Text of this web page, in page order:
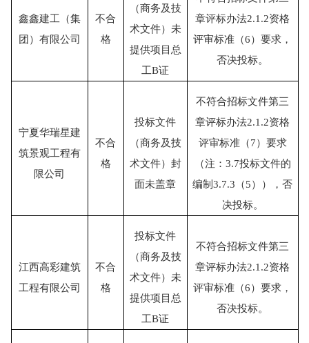
鑫鑫建工（集
团）有限公司
不合
格
（商务及技
术文件）未
提供项目总
工B证
章评标办法2.1.2资格
评审标准（6）要求，
否决投标。
宁夏华瑞星建
筑景观工程有
限公司
不合
格
投标文件
（商务及技
术文件）封
面未盖章
不符合招标文件第三
章评标办法2.1.2资格
评审标准（7）要求
（注：3.7投标文件的
编制3.7.3（5）），否
决投标。
江西高彩建筑
工程有限公司
不合
格
投标文件
（商务及技
术文件）未
提供项目总
工B证
不符合招标文件第三
章评标办法2.1.2资格
评审标准（6）要求，
否决投标。